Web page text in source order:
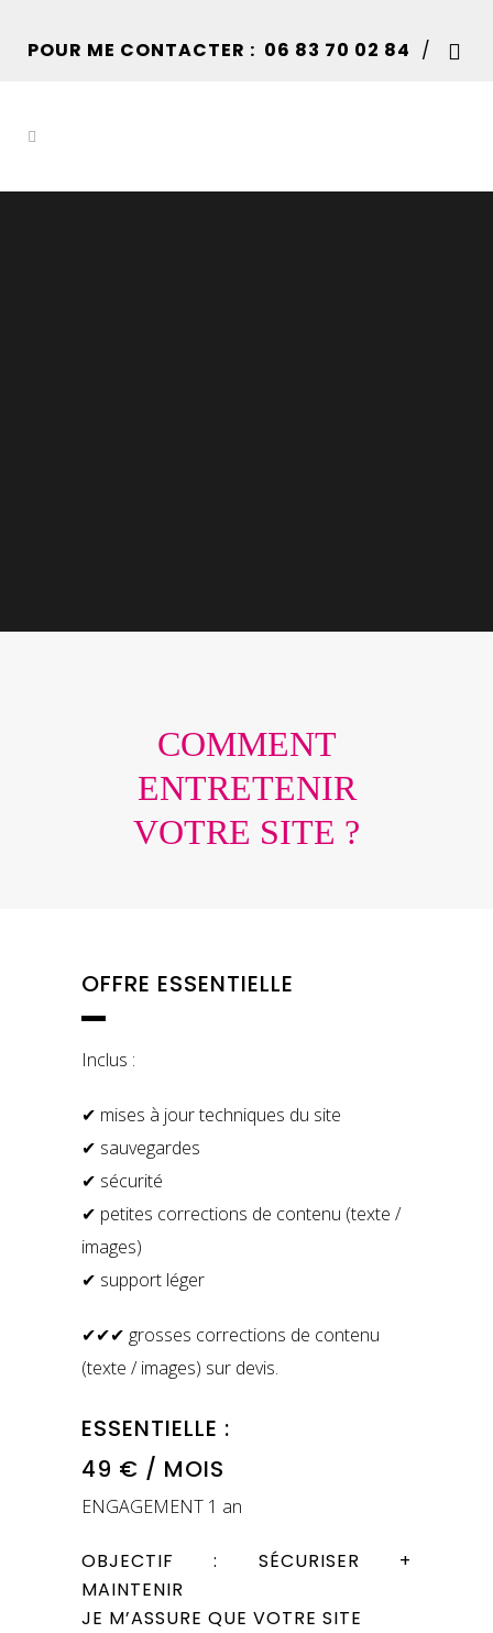
POUR ME CONTACTER : 06 83 70 02 84 /
COMMENT
ENTRETENIR
VOTRE SITE ?
OFFRE ESSENTIELLE
Inclus :
✔ mises à jour techniques du site
✔ sauvegardes
✔ sécurité
✔ petites corrections de contenu (texte /
images)
✔ support léger
✔✔✔ grosses corrections de contenu
(texte / images) sur devis.
ESSENTIELLE :
49 € / MOIS
ENGAGEMENT 1 an
OBJECTIF : SÉCURISER +
MAINTENIR
JE M’ASSURE QUE VOTRE SITE